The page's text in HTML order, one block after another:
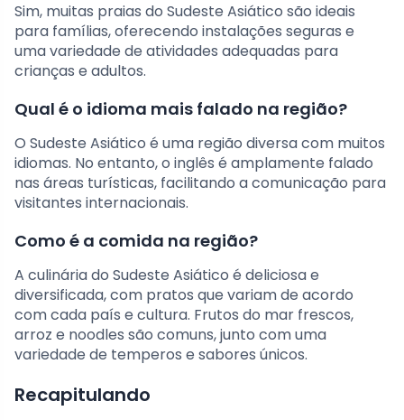
Sim, muitas praias do Sudeste Asiático são ideais
para famílias, oferecendo instalações seguras e
uma variedade de atividades adequadas para
crianças e adultos.
Qual é o idioma mais falado na região?
O Sudeste Asiático é uma região diversa com muitos
idiomas. No entanto, o inglês é amplamente falado
nas áreas turísticas, facilitando a comunicação para
visitantes internacionais.
Como é a comida na região?
A culinária do Sudeste Asiático é deliciosa e
diversificada, com pratos que variam de acordo
com cada país e cultura. Frutos do mar frescos,
arroz e noodles são comuns, junto com uma
variedade de temperos e sabores únicos.
Recapitulando